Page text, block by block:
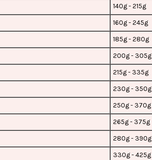
140g - 215g
160g - 245g
185g - 280g
200g - 305g
215g - 335g
230g - 350g
250g - 370g
265g - 375g
280g - 390g
330g - 425g